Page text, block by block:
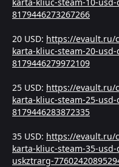
8179446273267266
20 USD: https://evault.ru/
karta-kliuc-steam-20-
8179446279972109
25 USD: https://evault.ru/
karta-kliuc-steam-25-
8179446283872335
35 USD: https://evault.ru/
karta-kliuc-steam-35-
uskztrarg-